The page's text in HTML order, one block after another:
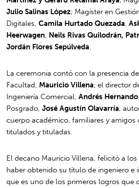
Julio Salinas López; Magíster en
Digitales,Camila Hurtado Quezada ,
Heerwagen Neils Rivas Quilodrán,
Jordán Flores Sepúlveda
La ceremonia contó con la presencia
Facultad, Mauricio Villena; el director
Ingeniería Comercial,Andrés Hernando
Posgrado,José Agustín Olavarría ,
cuerpo académico, familiares y amigos
titulados y tituladas.
El decano Mauricio Villena, felicitó a
haber obtenido su título de ingeniero e
que es uno de los primeros logros que